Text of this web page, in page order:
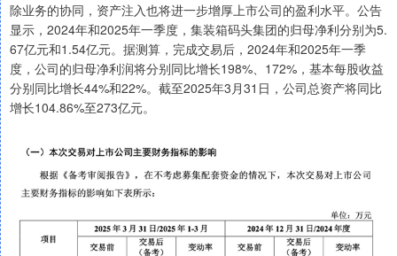
除业务的协同，资产注入也将进一步增厚上市公司的盈利水平。公告
显示，2024年和2025年一季度，集装箱码头集团的归母净利分别为5.
67亿元和1.54亿元。据测算，完成交易后，2024年和2025年一季
度，公司的归母净利润将分别同比增长198%、172%，基本每股收益
分别同比增长44%和22%。截至2025年3月31日，公司总资产将同比
增长104.86%至273亿元。